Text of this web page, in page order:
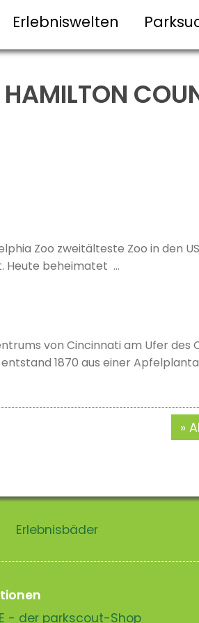
Erlebniswelten
Zoo zweitälteste Zoo in den
Heute beheimatet ...
von Cincinnati am Ufer des
1870 aus einer
Erlebnisbäder
- der parkscout-Shop